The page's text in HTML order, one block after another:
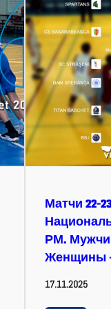
Матчи 22-
РМ.
Женщины
17.11.2025